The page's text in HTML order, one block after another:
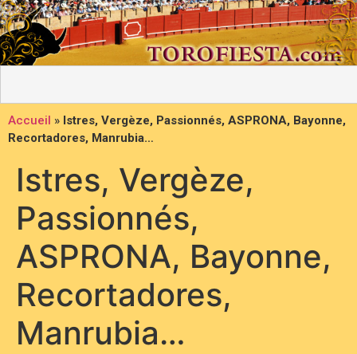
Accueil » Istres, Vergèze, Passionnés, ASPRONA, Bayonne,
Recortadores, Manrubia…
Istres, Vergèze,
Passionnés,
ASPRONA, Bayonne,
Recortadores,
Manrubia…